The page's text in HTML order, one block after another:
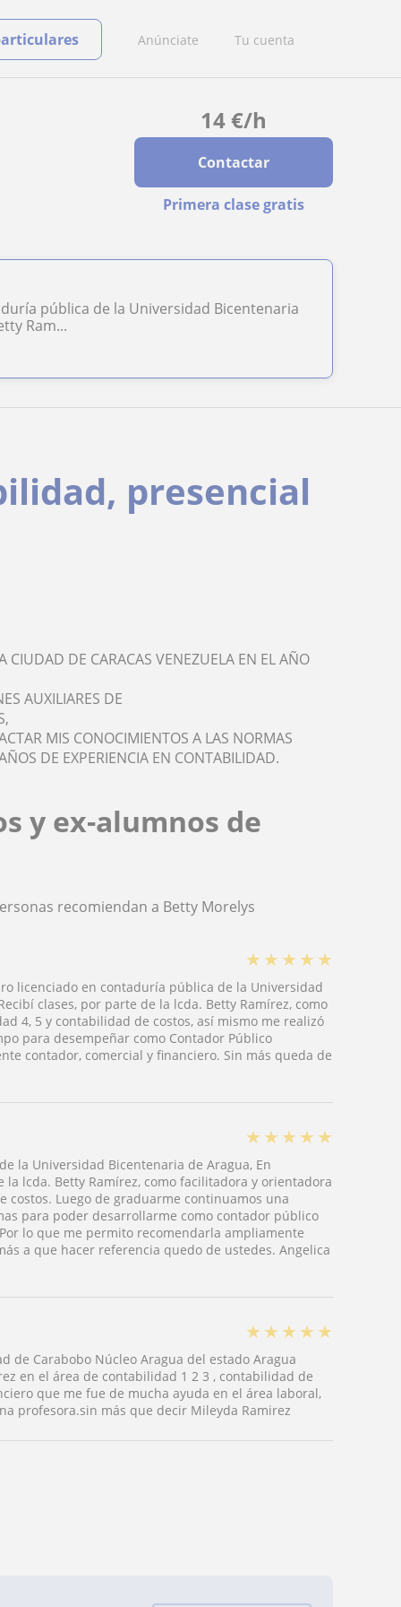
Anúnciate Tu cuenta
14€/h
Contactar
Primera clase gratis
pública de la Universidad Bicentenaria
Ram...
presencial
CIUDAD DE CARACAS VENEZUELA EN EL AÑO
AUXILIARES DE
MIS CONOCIMIENTOS A LAS NORMAS
DE EXPERIENCIA EN CONTABILIDAD.
y ex-alumnos de
recomiendan a Betty Morelys
★ ★ ★ ★ ★
licenciado en contaduría pública de la Universidad
clases, por parte de la lcda. Betty Ramírez, como
4, 5 y contabilidad de costos, así mismo me realizó
para desempeñar como Contador Público
contador, comercial y financiero. Sin más queda de
★ ★ ★ ★ ★
la Universidad Bicentenaria de Aragua, En
la lcda. Betty Ramírez, como facilitadora y orientadora
costos. Luego de graduarme continuamos una
para poder desarrollarme como contador público
lo que me permito recomendarla ampliamente
a que hacer referencia quedo de ustedes. Angelica
★ ★ ★ ★ ★
de Carabobo Núcleo Aragua del estado Aragua
en el área de contabilidad 1 2 3 , contabilidad de
que me fue de mucha ayuda en el área laboral,
profesora.sin más que decir Mileyda Ramirez